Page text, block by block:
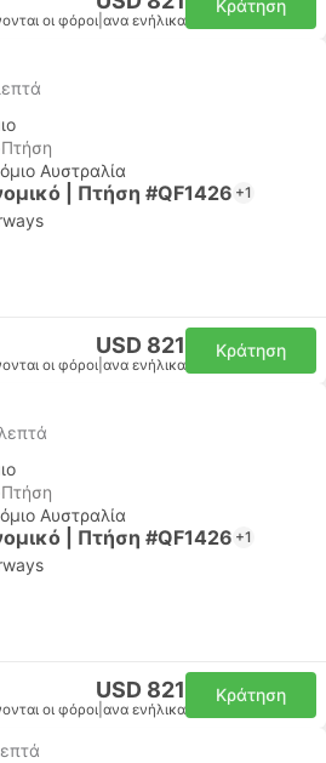
οι φόροι ανα ενήλικα
Κράτηση
Αυστραλία
| Πτήση #QF1426 +1
USD 821
οι φόροι ανα ενήλικα
Κράτηση
Αυστραλία
| Πτήση #QF1426 +1
USD 821
οι φόροι ανα ενήλικα
Κράτηση